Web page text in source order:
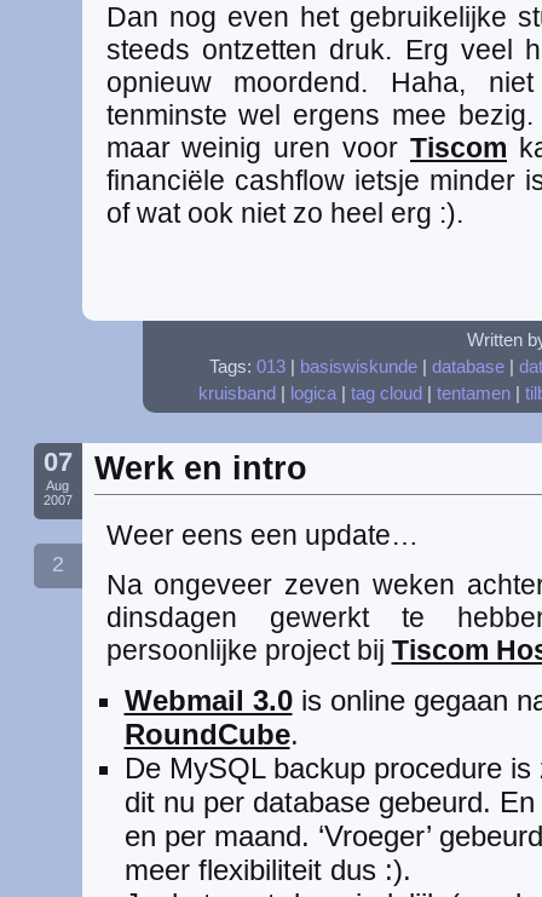
Dan nog even het gebruikelijke
steeds ontzetten druk. Erg veel
opnieuw moordend. Haha,
tenminste wel ergens mee
maar weinig uren voor Tiscom
financiële cashflow ietsje minder
of wat ook niet zo heel erg :).
Written
Tags: 013| basiswiskunde| database|
kruisband
logica| tag cloud tentamen|
07
Aug
2007
2
Werk en intro
Weer eens een update…
Na ongeveer zeven weken
dinsdagen gewerkt te
persoonlijke project bij Tiscom
Webmail 3.0is online gegaan
RoundCube.
De MySQL backup procedure
dit nu per database gebeurd.
en per maand. ‘Vroeger’
meer flexibiliteit dus :).